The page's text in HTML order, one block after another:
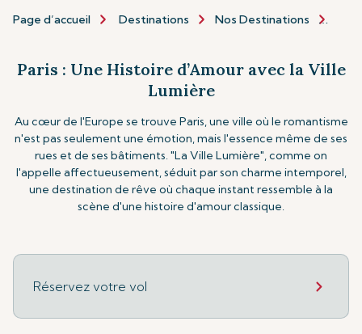
Page d’accueil Destinations Nos Destinations
Paris : Une Histoire d’Amour avec la Ville
Lumière
Au cœur de l'Europe se trouve Paris, une ville où le romantisme
n'est pas seulement une émotion, mais l'essence même de ses
rues et de ses bâtiments. "La Ville Lumière", comme on
l'appelle affectueusement, séduit par son charme intemporel,
une destination de rêve où chaque instant ressemble à la
scène d'une histoire d'amour classique.
Réservez votre vol